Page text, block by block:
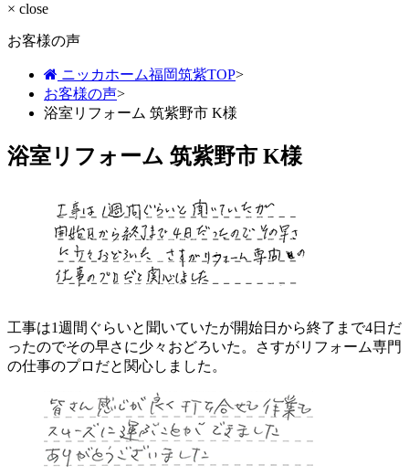
× close
お客様の声
ニッカホーム福岡筑紫TOP>
お客様の声>
浴室リフォーム 筑紫野市 K様
浴室リフォーム 筑紫野市 K様
工事は1週間ぐらいと聞いていたが開始日から終了まで4日だ
ったのでその早さに少々おどろいた。さすがリフォーム専門
の仕事のプロだと関心しました。